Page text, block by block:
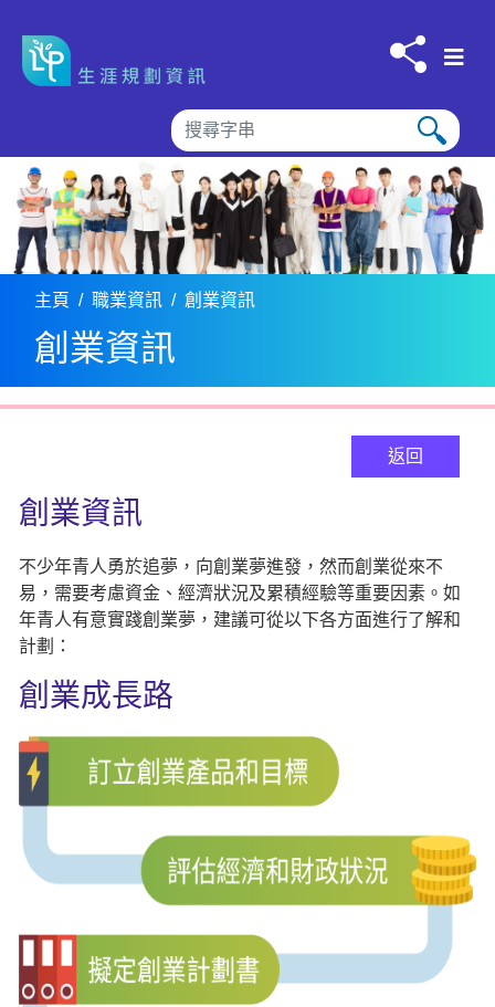
主頁 職業資訊 創業資訊
創業資訊
返回
創業資訊
不少年青人勇於追夢，向創業夢進發，然而創業從來不
易，需要考慮資金、經濟狀況及累積經驗等重要因素。如
年青人有意實踐創業夢，建議可從以下各方面進行了解和
計劃：
創業成長路